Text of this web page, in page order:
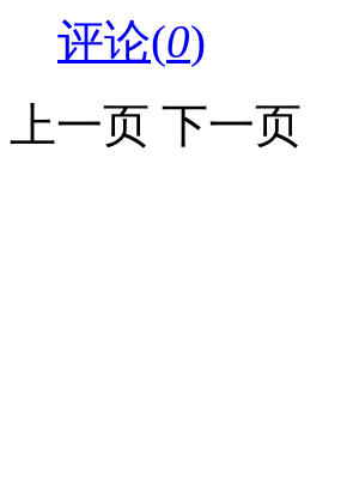
评论(0)
上一页 下一页